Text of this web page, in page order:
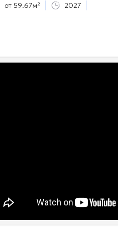
от 59.67м² 2027